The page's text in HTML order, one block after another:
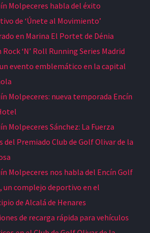
Molpeceres habla del éxito
de ‘Únete al Movimiento’
en Marina El Portet de Dénia
Rock ‘N’ Roll Running Series Madrid
evento emblemático en la capital
Molpeceres: nueva temporada Encín
Molpeceres Sánchez: La Fuerza
del Premiado Club de Golf Olivar de la
Molpeceres nos habla del Encín Golf
un complejo deportivo en el
de Alcalá de Henares
de recarga rápida para vehículos